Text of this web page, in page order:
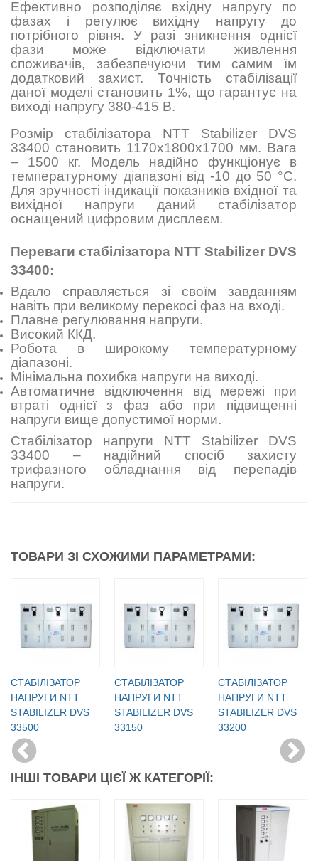
Ефективно розподіляє вхідну напругу по
фазах і регулює вихідну напругу до
потрібного рівня. У разі зникнення однієї
фази може відключати живлення
споживачів, забезпечуючи тим самим їм
додатковий захист. Точність стабілізації
даної моделі становить 1%, що гарантує на
виході напругу 380-415 В.
Розмір стабілізатора NTT Stabilizer DVS
33400 становить 1170х1800х1700 мм. Вага
– 1500 кг. Модель надійно функціонує в
температурному діапазоні від -10 до 50 °C.
Для зручності індикації показників вхідної та
вихідної напруги даний стабілізатор
оснащений цифровим дисплеєм.
Переваги стабілізатора NTT Stabilizer DVS
33400:
Вдало справляється зі своїм завданням
навіть при великому перекосі фаз на вході.
Плавне регулювання напруги.
Високий ККД.
Робота в широкому температурному
діапазоні.
Мінімальна похибка напруги на виході.
Автоматичне відключення від мережі при
втраті однієї з фаз або при підвищенні
напруги вище допустимої норми.
Стабілізатор напруги NTT Stabilizer DVS
33400 – надійний спосіб захисту
трифазного обладнання від перепадів
напруги.
ТОВАРИ ЗІ СХОЖИМИ ПАРАМЕТРАМИ:
CТАБІЛІЗАТОР
НАПРУГИ NTT
STABILIZER DVS
33500
CТАБІЛІЗАТОР
НАПРУГИ NTT
STABILIZER DVS
33150
CТАБІЛІЗАТОР
НАПРУГИ NTT
STABILIZER DVS
33200
ІНШІ ТОВАРИ ЦІЄЇ Ж КАТЕГОРІЇ: